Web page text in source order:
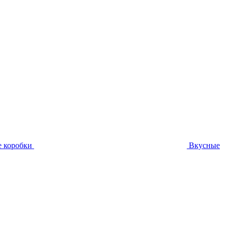
коробки Вкусные